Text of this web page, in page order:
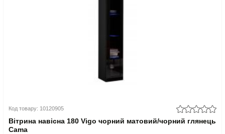
Код товару: 10120905
Вітрина навісна 180 Vigo чорний матовий/чорний глянець
Cama